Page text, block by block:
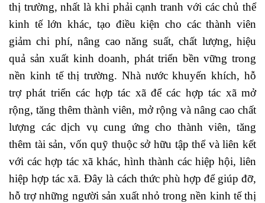
thị trường, nhất là khi phải cạnh tranh với các chủ thể
kinh tế lớn khác, tạo điều kiện cho các thành viên
giảm chi phí, nâng cao năng suất, chất lượng, hiệu
quả sản xuất kinh doanh, phát triển bền vững trong
nền kinh tế thị trường. Nhà nước khuyến khích, hỗ
trợ phát triển các hợp tác xã để các hợp tác xã mở
rộng, tăng thêm thành viên, mở rộng và nâng cao chất
lượng các dịch vụ cung ứng cho thành viên, tăng
thêm tài sản, vốn quỹ thuộc sở hữu tập thể và liên kết
với các hợp tác xã khác, hình thành các hiệp hội, liên
hiệp hợp tác xã. Đây là cách thức phù hợp để giúp đỡ,
hỗ trợ những người sản xuất nhỏ trong nền kinh tế thị